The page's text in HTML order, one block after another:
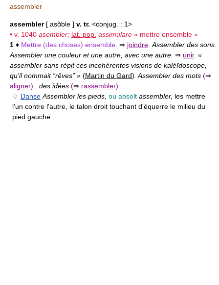
assembler
assembler[ asɑ̃ble ] v. tr. <conjug. : 1>
• v. 1040 asembler; lat. pop. assimulare « mettre ensemble »
1 ♦ Mettre (des choses) ensemble. ⇒ joindre Assembler des sons.
Assembler une couleur et une autre, avec une autre. ⇒ unir. «
assembler sans répit ces incohérentes visions de kaléïdoscope,
qu'il nommait “rêves” » (Martin du Gard) . Assembler des mots (⇒
aligner) , des idées (⇒ rassembler)
♢ Danse Assembler les pieds, ou absolt assembler, les mettre
l'un contre l'autre, le talon droit touchant d'équerre le milieu du
pied gauche.